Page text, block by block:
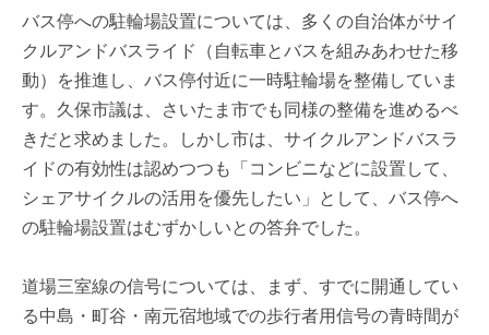
バス停への駐輪場設置については、多くの自治体がサイ
クルアンドバスライド（自転車とバスを組みあわせた移
動）を推進し、バス停付近に一時駐輪場を整備していま
す。久保市議は、さいたま市でも同様の整備を進めるべ
きだと求めました。しかし市は、サイクルアンドバスラ
イドの有効性は認めつつも「コンビニなどに設置して、
シェアサイクルの活用を優先したい」として、バス停へ
の駐輪場設置はむずかしいとの答弁でした。
道場三室線の信号については、まず、すでに開通してい
る中島・町谷・南元宿地域での歩行者用信号の青時間が